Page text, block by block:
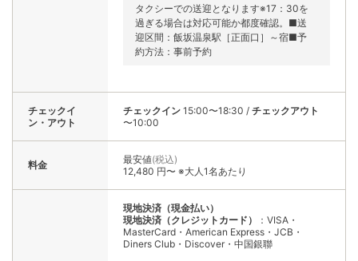
タクシーでの送迎となります※17：30を
過ぎる場合は対応可能か都度確認。■送
迎区間：飯坂温泉駅［正面口］～宿■予
約方法：事前予約
チェックイ
ン・アウト
チェックイン 15:00〜18:30 / チェックアウト
〜10:00
料金 最安値(税込)
12,480 円〜 ※大人1名あたり
現地決済（現金払い）
現地決済（クレジットカード）
：VISA・
MasterCard・American Express・JCB・
Diners Club・Discover・中国銀聯